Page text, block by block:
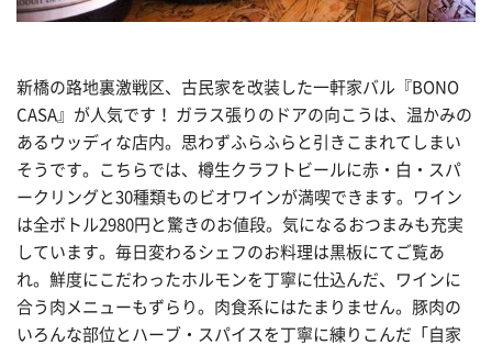
新橋の路地裏激戦区、古民家を改装した一軒家バル『BONO
CASA』が人気です！ ガラス張りのドアの向こうは、温かみの
あるウッディな店内。思わずふらふらと引きこまれてしまい
そうです。こちらでは、樽生クラフトビールに赤・白・スパ
ークリングと30種類ものビオワインが満喫できます。ワイン
は全ボトル2980円と驚きのお値段。気になるおつまみも充実
しています。毎日変わるシェフのお料理は黒板にてご覧あ
れ。鮮度にこだわったホルモンを丁寧に仕込んだ、ワインに
合う肉メニューもずらり。肉食系にはたまりません。豚肉の
いろんな部位とハーブ・スパイスを丁寧に練りこんだ「自家